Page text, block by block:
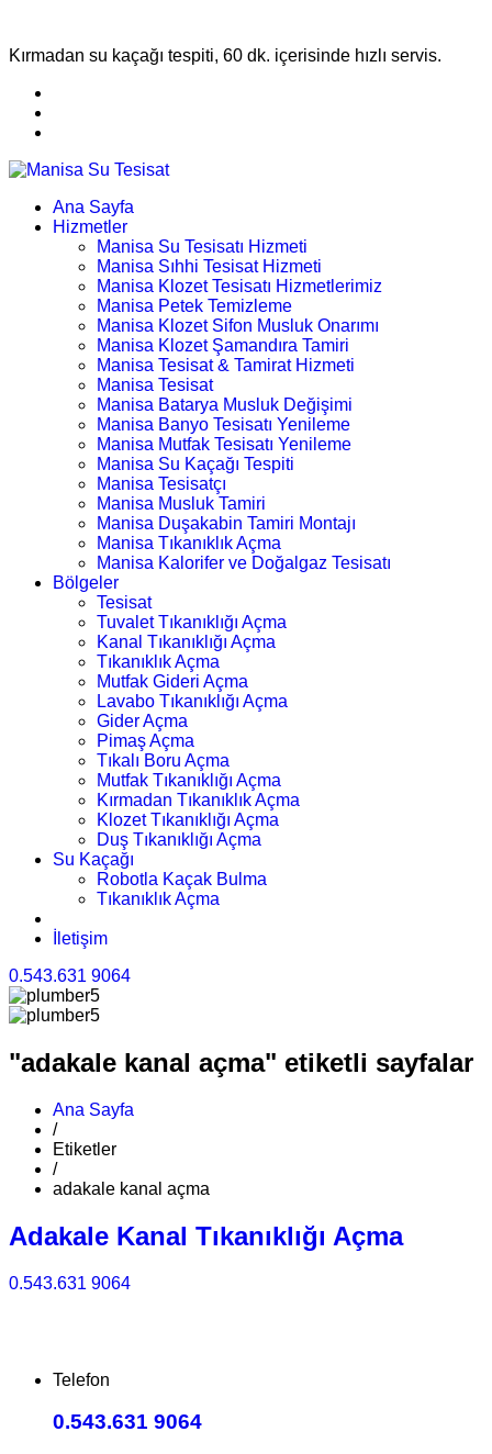
Kırmadan su kaçağı tespiti, 60 dk. içerisinde hızlı servis.
Ana Sayfa
Hizmetler
Manisa Su Tesisatı Hizmeti
Manisa Sıhhi Tesisat Hizmeti
Manisa Klozet Tesisatı Hizmetlerimiz
Manisa Petek Temizleme
Manisa Klozet Sifon Musluk Onarımı
Manisa Klozet Şamandıra Tamiri
Manisa Tesisat & Tamirat Hizmeti
Manisa Tesisat
Manisa Batarya Musluk Değişimi
Manisa Banyo Tesisatı Yenileme
Manisa Mutfak Tesisatı Yenileme
Manisa Su Kaçağı Tespiti
Manisa Tesisatçı
Manisa Musluk Tamiri
Manisa Duşakabin Tamiri Montajı
Manisa Tıkanıklık Açma
Manisa Kalorifer ve Doğalgaz Tesisatı
Bölgeler
Tesisat
Tuvalet Tıkanıklığı Açma
Kanal Tıkanıklığı Açma
Tıkanıklık Açma
Mutfak Gideri Açma
Lavabo Tıkanıklığı Açma
Gider Açma
Pimaş Açma
Tıkalı Boru Açma
Mutfak Tıkanıklığı Açma
Kırmadan Tıkanıklık Açma
Klozet Tıkanıklığı Açma
Duş Tıkanıklığı Açma
Su Kaçağı
Robotla Kaçak Bulma
Tıkanıklık Açma
İletişim
0.543.631 9064
"adakale kanal açma" etiketli sayfalar
Ana Sayfa
/
Etiketler
/
adakale kanal açma
Adakale Kanal Tıkanıklığı Açma
0.543.631 9064
Telefon
0.543.631 9064